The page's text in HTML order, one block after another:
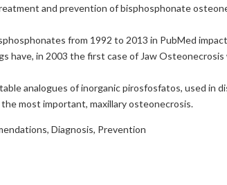
and prevention of bisphosphonate
from 1992 to 2013 in PubMed
have, in 2003 the first case of Jaw
analogues of inorganic pirosfosfatos, used in
most important, maxillary osteonecrosis.
Diagnosis, Prevention